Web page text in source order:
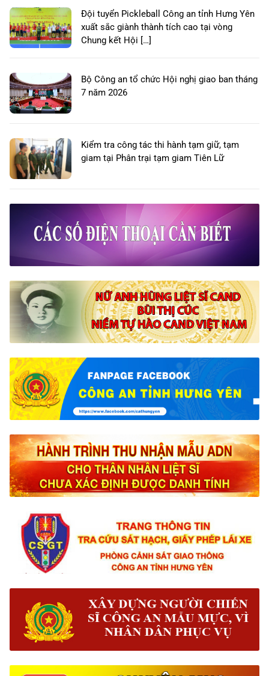
Đội tuyển Pickleball Công an tỉnh Hưng Yên
xuất sắc giành thành tích cao tại vòng
Chung kết Hội […]
Bộ Công an tổ chức Hội nghị giao ban tháng
7 năm 2026
Kiểm tra công tác thi hành tạm giữ, tạm
giam tại Phân trại tạm giam Tiên Lữ